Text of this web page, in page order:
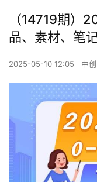
（14719期）
品、素材、笔
2025-05-10 12:05 中